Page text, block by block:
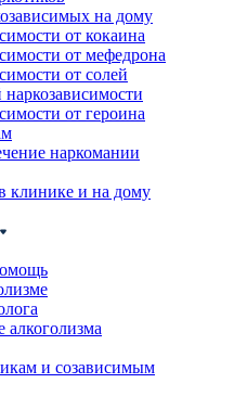
на дому
от кокаина
от мефедрона
от солей
от героина
наркомании
клинике и на дому
алкоголизма
и созависимым